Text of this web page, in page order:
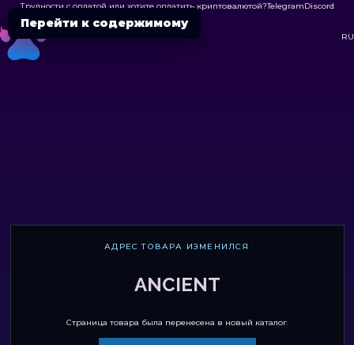
Перейти к содержимому
Трудности с оплатой или хотите оплатить криптовалютой?TelegramDiscord

RU
АДРЕС ТОВАРА ИЗМЕНИЛСЯ
ANCIENT
Страница товара была перенесена в новый каталог.